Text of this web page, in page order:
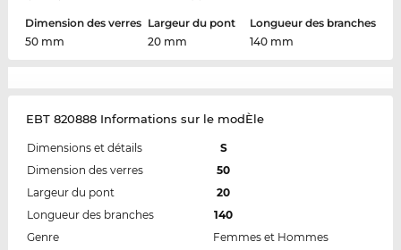
Dimension des verres
50 mm
Largeur du pont
20 mm
Longueur des branches
140 mm
EBT 820888 Informations sur le modÈle
Dimensions et détails
S
Dimension des verres
50
Largeur du pont
20
Longueur des branches
140
Genre
Femmes et Hommes